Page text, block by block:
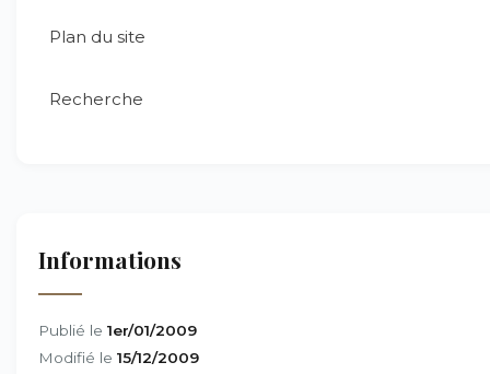
Plan du site
Recherche
Informations
Publié le 1er/01/2009
Modifié le 15/12/2009